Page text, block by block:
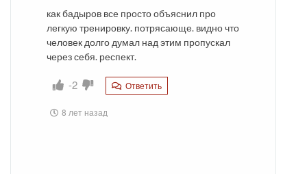
как бадыров все просто объяснил про
легкую тренировку. потрясающе. видно что
человек долго думал над этим пропускал
через себя. респект.
-2 Ответить
8 лет назад